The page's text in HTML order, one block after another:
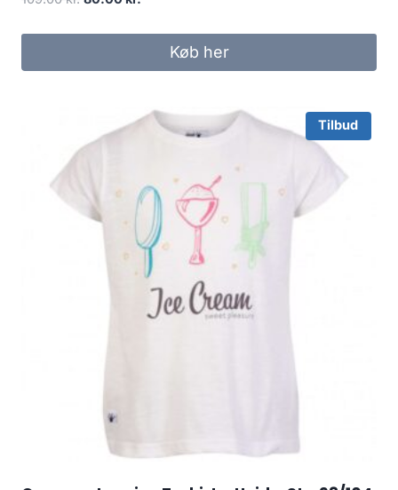
was:
is:
80.00 kr..
Køb her
Tilbud